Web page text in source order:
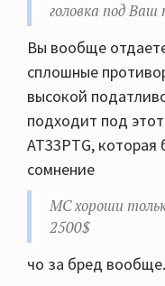
головка под
Вы вообще
сплошные
высокой
подходит под
AT33PTG,
сомнение
МС хороши
2500$
чо за бред вообще.